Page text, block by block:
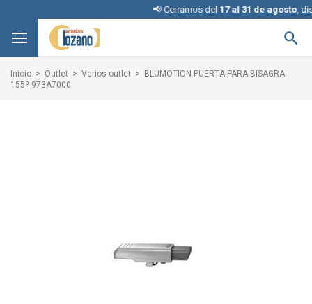
📢 Cerramos del17 al 31 de agosto,

Inicio Outlet Varios outlet
BLUMOTION PUERTA PARA BISAGRA
155º 973A7000